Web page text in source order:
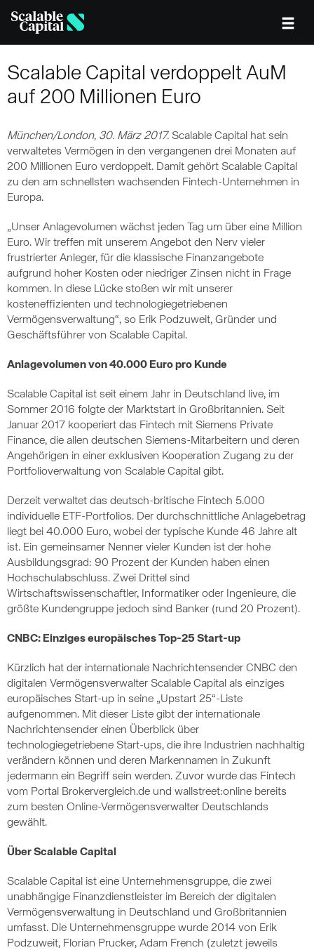
Scalable Capital verdoppelt AuM
auf 200 Millionen Euro
München/London, 30. März 2017. Scalable Capital hat sein
verwaltetes Vermögen in den vergangenen drei Monaten auf
200 Millionen Euro verdoppelt. Damit gehört Scalable Capital
zu den am schnellsten wachsenden Fintech-Unternehmen in
Europa.
„Unser Anlagevolumen wächst jeden Tag um über eine Million
Euro. Wir treffen mit unserem Angebot den Nerv vieler
frustrierter Anleger, für die klassische Finanzangebote
aufgrund hoher Kosten oder niedriger Zinsen nicht in Frage
kommen. In diese Lücke stoßen wir mit unserer
kosteneffizienten und technologiegetriebenen
Vermögensverwaltung“, so Erik Podzuweit, Gründer und
Geschäftsführer von Scalable Capital.
Anlagevolumen von 40.000 Euro pro Kunde
Scalable Capital ist seit einem Jahr in Deutschland live, im
Sommer 2016 folgte der Marktstart in Großbritannien. Seit
Januar 2017 kooperiert das Fintech mit Siemens Private
Finance, die allen deutschen Siemens-Mitarbeitern und deren
Angehörigen in einer exklusiven Kooperation Zugang zu der
Portfolioverwaltung von Scalable Capital gibt.
Derzeit verwaltet das deutsch-britische Fintech 5.000
individuelle ETF-Portfolios. Der durchschnittliche Anlagebetrag
liegt bei 40.000 Euro, wobei der typische Kunde 46 Jahre alt
ist. Ein gemeinsamer Nenner vieler Kunden ist der hohe
Ausbildungsgrad: 90 Prozent der Kunden haben einen
Hochschulabschluss. Zwei Drittel sind
Wirtschaftswissenschaftler, Informatiker oder Ingenieure, die
größte Kundengruppe jedoch sind Banker (rund 20 Prozent).
CNBC: Einziges europäisches Top-25 Start-up
Kürzlich hat der internationale Nachrichtensender CNBC den
digitalen Vermögensverwalter Scalable Capital als einziges
europäisches Start-up in seine „Upstart 25“-Liste
aufgenommen. Mit dieser Liste gibt der internationale
Nachrichtensender einen Überblick über
technologiegetriebene Start-ups, die ihre Industrien nachhaltig
verändern können und deren Markennamen in Zukunft
jedermann ein Begriff sein werden. Zuvor wurde das Fintech
vom Portal Brokervergleich.de und wallstreet:online bereits
zum besten Online-Vermögensverwalter Deutschlands
gewählt.
Über Scalable Capital
Scalable Capital ist eine Unternehmensgruppe, die zwei
unabhängige Finanzdienstleister im Bereich der digitalen
Vermögensverwaltung in Deutschland und Großbritannien
umfasst. Die Unternehmensgruppe wurde 2014 von Erik
Podzuweit, Florian Prucker, Adam French (zuletzt jeweils